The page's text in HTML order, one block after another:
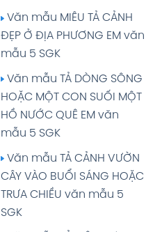
Soạn bài CHÍNH TẢ (NGHE
- VIẾT): DÒNG KINH QUÊ
tập 1 Trang 65 SGK
Soạn bài LUYỆN TỪ VÀ
CÂU: TỪ NHIỀU NGHĨA giải
SGK
Soạn bài KỂ CHUYỆN: CÂY
Văn mẫu MIÊU TẢ CẢNH
ĐẸP Ở ĐỊA PHƯƠNG EM văn
mẫu 5 SGK
Văn mẫu TẢ DÒNG SÔNG
HOẶC MỘT CON SUỐI MỘT
HỒ NƯỚC QUÊ EM văn
mẫu 5 SGK
Văn mẫu TẢ CẢNH VƯỜN
CÂY VÀO BUỔI SÁNG HOẶC
TRƯA CHIỀU văn mẫu 5
SGK